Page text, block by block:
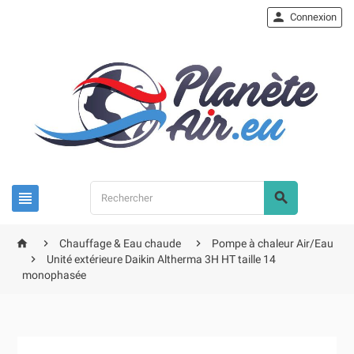
 
 Connexion
  Chauffage & Eau chaude 
Pompe à chaleur Air/Eau

Unité extérieure Daikin Altherma 3H HT taille 14
monophasée